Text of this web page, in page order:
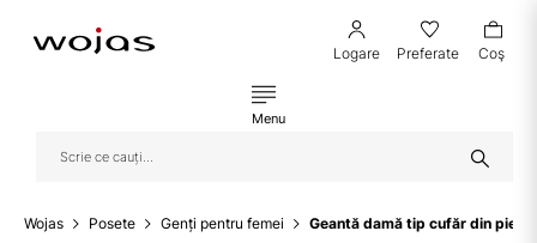
Logare Preferate Coş
Menu
Wojas Posete Genți pentru femei Geantă damă tip cufăr din